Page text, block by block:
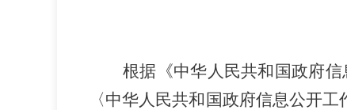
根据《中华人民共和国政府信
〈中华人民共和国政府信息公开